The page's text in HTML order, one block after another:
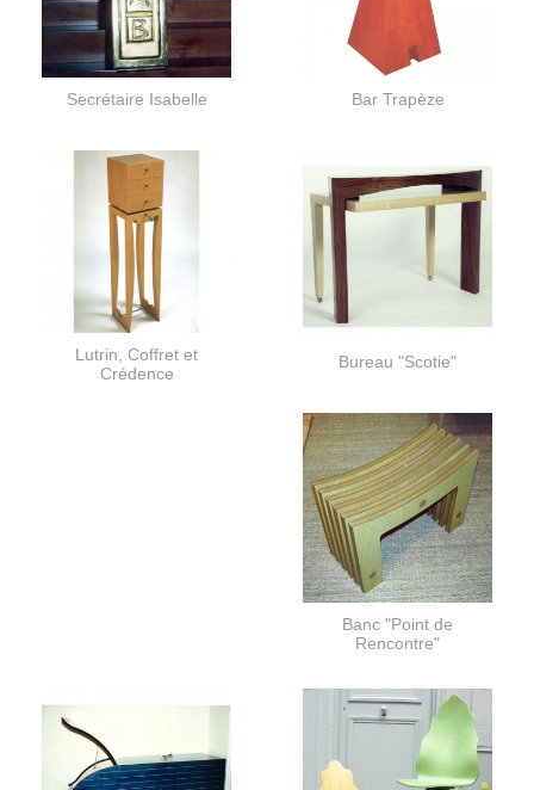
Secrétaire Isabelle Bar Trapèze
Lutrin, Coffret et
Crédence
Bureau "Scotie"
Banc "Point de
Rencontre"